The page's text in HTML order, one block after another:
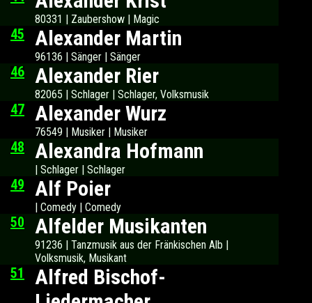
80331 | Zaubershow | Magic
45 Alexander Martin
96136 | Sänger | Sänger
46 Alexander Rier
82065 | Schlager | Schlager, Volksmusik
47 Alexander Wurz
76549 | Musiker | Musiker
48 Alexandra Hofmann
| Schlager | Schlager
49 Alf Poier
| Comedy | Comedy
50 Alfelder Musikanten
91236 | Tanzmusik aus der Fränkischen Alb |
Volksmusik, Musikant
51
Alfred Bischof-